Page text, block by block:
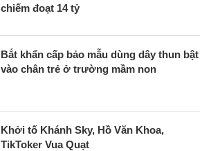
chiếm đoạt 14 tỷ
Bắt khẩn cấp bảo mẫu dùng dây thun bật
vào chân trẻ ở trường mầm non
Khởi tố Khánh Sky, Hồ Văn Khoa,
TikToker Vua Quạt